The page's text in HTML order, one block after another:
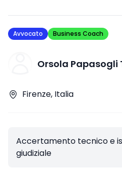
Avvocato Business Coach
Orsola Papasogli
Firenze, Italia
Accertamento tecnico e
giudiziale